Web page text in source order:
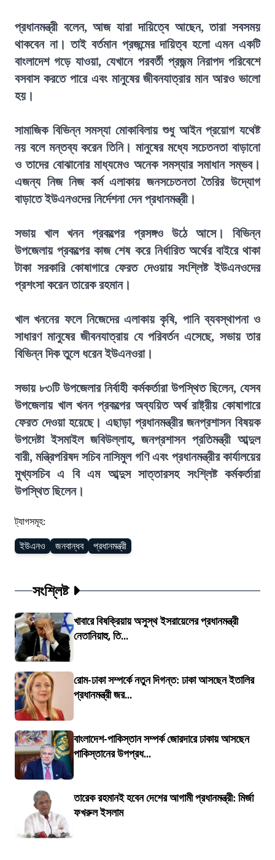
প্রধানমন্ত্রী বলেন, আজ যারা দায়িত্বে আছেন, তারা সবসময়
থাকবেন না। তাই বর্তমান প্রজন্মের দায়িত্ব হলো এমন একটি
বাংলাদেশ গড়ে যাওয়া, যেখানে পরবর্তী প্রজন্ম নিরাপদ পরিবেশে
বসবাস করতে পারে এবং মানুষের জীবনযাত্রার মান আরও ভালো
হয়।
সামাজিক বিভিন্ন সমস্যা মোকাবিলায় শুধু আইন প্রয়োগ যথেষ্ট
নয় বলে মন্তব্য করেন তিনি। মানুষের মধ্যে সচেতনতা বাড়ানো
ও তাদের বোঝানোর মাধ্যমেও অনেক সমস্যার সমাধান সম্ভব।
এজন্য নিজ নিজ কর্ম এলাকায় জনসচেতনতা তৈরির উদ্যোগ
বাড়াতে ইউএনওদের নির্দেশনা দেন প্রধানমন্ত্রী।
সভায় খাল খনন প্রকল্পের প্রসঙ্গও উঠে আসে। বিভিন্ন
উপজেলায় প্রকল্পের কাজ শেষ করে নির্ধারিত অর্থের বাইরে থাকা
টাকা সরকারি কোষাগারে ফেরত দেওয়ায় সংশ্লিষ্ট ইউএনওদের
প্রশংসা করেন তারেক রহমান।
খাল খননের ফলে নিজেদের এলাকায় কৃষি, পানি ব্যবস্থাপনা ও
সাধারণ মানুষের জীবনযাত্রায় যে পরিবর্তন এসেছে, সভায় তার
বিভিন্ন দিক তুলে ধরেন ইউএনওরা।
সভায় ৮৩টি উপজেলার নির্বাহী কর্মকর্তারা উপস্থিত ছিলেন, যেসব
উপজেলায় খাল খনন প্রকল্পের অব্যয়িত অর্থ রাষ্ট্রীয় কোষাগারে
ফেরত দেওয়া হয়েছে। এছাড়া প্রধানমন্ত্রীর জনপ্রশাসন বিষয়ক
উপদেষ্টা ইসমাইল জবিউল্লাহ, জনপ্রশাসন প্রতিমন্ত্রী আব্দুল
বারী, মন্ত্রিপরিষদ সচিব নাসিমুল গণি এবং প্রধানমন্ত্রীর কার্যালয়ের
মুখ্যসচিব এ বি এম আব্দুস সাত্তারসহ সংশ্লিষ্ট কর্মকর্তারা
উপস্থিত ছিলেন।
ট্যাগসমূহ:
ইউএনও জনবান্ধব প্রধানমন্ত্রী
সংশ্লিষ্ট
খাবারে বিষক্রিয়ায় অসুস্থ ইসরায়েলের প্রধানমন্ত্রী
নেতানিয়াহু, তি...
রোম-ঢাকা সম্পর্কে নতুন দিগন্ত: ঢাকা আসছেন ইতালির
প্রধানমন্ত্রী জর...
বাংলাদেশ-পাকিস্তান সম্পর্ক জোরদারে ঢাকায় আসছেন
পাকিস্তানের উপপ্রধ...
তারেক রহমানই হবেন দেশের আগামী প্রধানমন্ত্রী: মির্জা
ফখরুল ইসলাম